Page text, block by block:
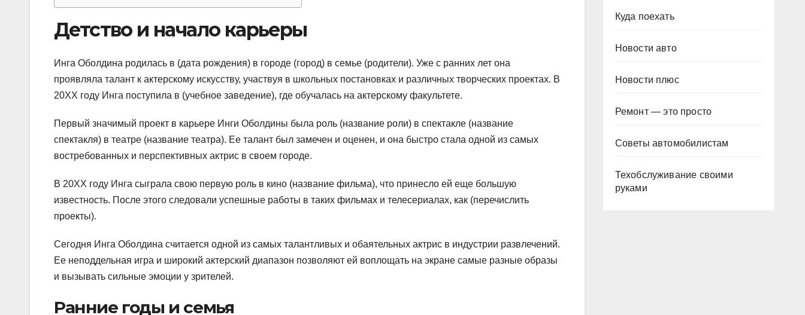
Детство и начало карьеры
Инга Оболдина родилась в (дата рождения) в городе (город) в семье (родители). Уже с ранних лет она
проявляла талант к актерскому искусству, участвуя в школьных постановках и различных творческих проектах. В
20XX году Инга поступила в (учебное заведение), где обучалась на актерскому факультете.
Первый значимый проект в карьере Инги Оболдины была роль (название роли) в спектакле (название
спектакля) в театре (название театра). Ее талант был замечен и оценен, и она быстро стала одной из самых
востребованных и перспективных актрис в своем городе.
В 20XX году Инга сыграла свою первую роль в кино (название фильма), что принесло ей еще большую
известность. После этого следовали успешные работы в таких фильмах и телесериалах, как (перечислить
проекты).
Сегодня Инга Оболдина считается одной из самых талантливых и обаятельных актрис в индустрии развлечений.
Ее неподдельная игра и широкий актерский диапазон позволяют ей воплощать на экране самые разные образы
и вызывать сильные эмоции у зрителей.
Ранние годы и семья
Куда поехать
Новости авто
Новости плюс
Ремонт — это просто
Советы автомобилистам
Техобслуживание своими
руками